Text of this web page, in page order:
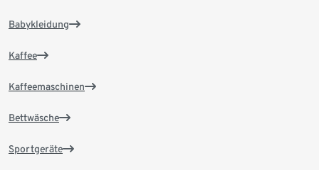
Babykleidung
Kaffee
Kaffeemaschinen
Bettwäsche
Sportgeräte